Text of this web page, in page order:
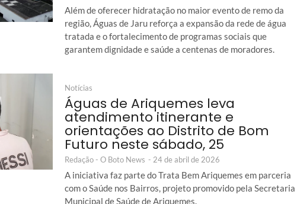
Além de oferecer hidratação no maior evento de remo da
região, Águas de Jaru reforça a expansão da rede de água
tratada e o fortalecimento de programas sociais que
garantem dignidade e saúde a centenas de moradores.
Notícias
Águas de Ariquemes leva
atendimento itinerante e
orientações ao Distrito de Bom
Futuro neste sábado, 25
Redação - O Boto News - 24 de abril de 2026
A iniciativa faz parte do Trata Bem Ariquemes em parceria
com o Saúde nos Bairros, projeto promovido pela Secretaria
Municipal de Saúde de Ariquemes.